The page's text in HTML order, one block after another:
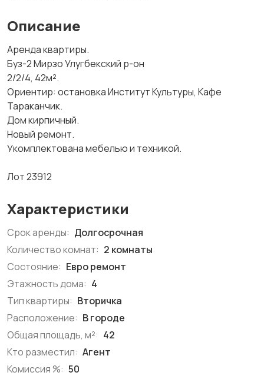
Описание
Аренда квартиры.
Буз-2 Мирзо Улугбекский р-он
2/2/4, 42м².
Ориентир: остановка Институт Культуры, Кафе
Тараканчик.
Дом кирпичный.
Новый ремонт.
Укомплектована мебелью и техникой.
Лот 23912
Характеристики
Срок аренды: Долгосрочная
Количество комнат: 2 комнаты
Состояние: Евро ремонт
Этажность дома: 4
Тип квартиры: Вторичка
Расположение: В городе
Общая площадь, м²: 42
Кто разместил: Агент
Комиссия %: 50